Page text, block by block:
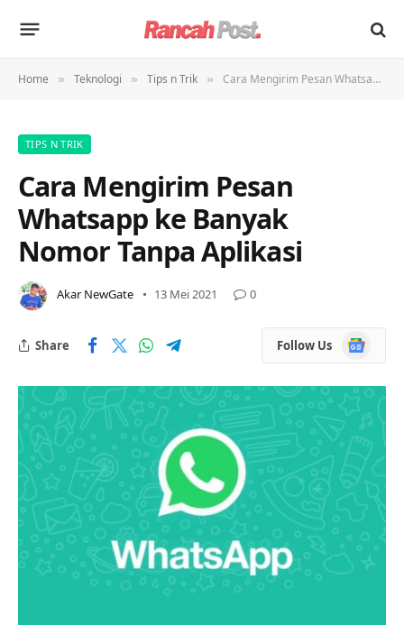
Home » Teknologi » Tips n Trik » Cara Mengirim Pesan Whatsapp ke Banyak Nomor Tanpa Aplikasi
TIPS N TRIK
Cara Mengirim Pesan
Whatsapp ke Banyak
Nomor Tanpa Aplikasi
Akar NewGate 13 Mei 2021 0
Share Follow Us
Google
News